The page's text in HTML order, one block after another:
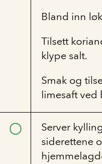
Bland inn
Tilsett
klype salt.
Smak og
limesaft ved
Server
siderettene